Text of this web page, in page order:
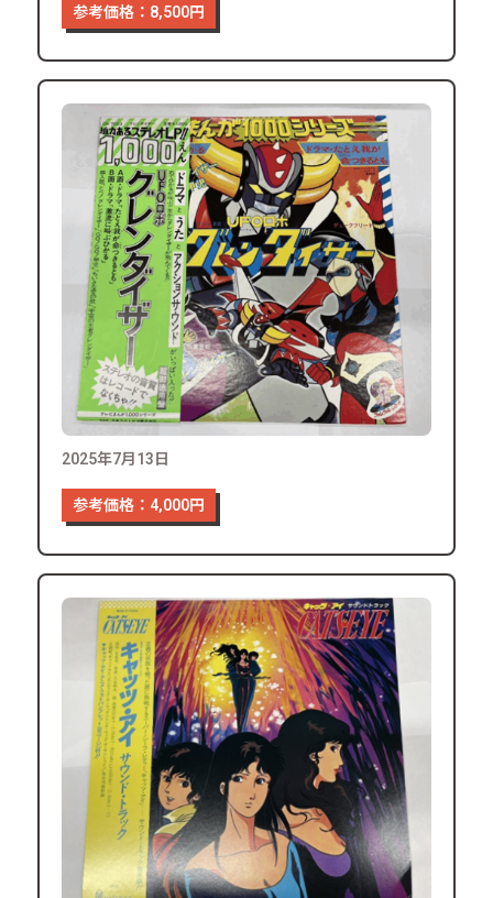
参考価格：8,500円
2025年7月13日
参考価格：4,000円